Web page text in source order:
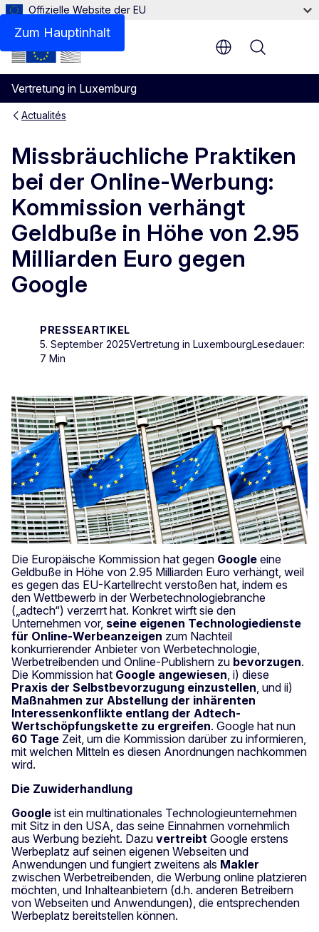
Zum Hauptinhalt
Offizielle Website der EU
Vertretung in Luxemburg
Menu
Actualités
Missbräuchliche Praktiken
bei der Online-Werbung:
Kommission verhängt
Geldbuße in Höhe von 2.95
Milliarden Euro gegen
Google
PRESSEARTIKEL
5. September 2025Vertretung in LuxembourgLesedauer:
7 Min
Die Europäische Kommission hat gegen Google eine
Geldbuße in Höhe von 2.95 Milliarden Euro verhängt, weil
es gegen das EU-Kartellrecht verstoßen hat, indem es
den Wettbewerb in der Werbetechnologiebranche
(„adtech“) verzerrt hat. Konkret wirft sie den
Unternehmen vor, seine eigenen Technologiedienste
für Online-Werbeanzeigen zum Nachteil
konkurrierender Anbieter von Werbetechnologie,
Werbetreibenden und Online‑Publishern zu bevorzugen.
Die Kommission hat Google angewiesen, i) diese
Praxis der Selbstbevorzugung einzustellen, und ii)
Maßnahmen zur Abstellung der inhärenten
Interessenkonflikte entlang der Adtech-
Wertschöpfungskette zu ergreifen. Google hat nun
60 Tage Zeit, um die Kommission darüber zu informieren,
mit welchen Mitteln es diesen Anordnungen nachkommen
wird.
Die Zuwiderhandlung
Google ist ein multinationales Technologieunternehmen
mit Sitz in den USA, das seine Einnahmen vornehmlich
aus Werbung bezieht. Dazu vertreibt Google erstens
Werbeplatz auf seinen eigenen Webseiten und
Anwendungen und fungiert zweitens als Makler
zwischen Werbetreibenden, die Werbung online platzieren
möchten, und Inhalteanbietern (d.h. anderen Betreibern
von Webseiten und Anwendungen), die entsprechenden
Werbeplatz bereitstellen können.